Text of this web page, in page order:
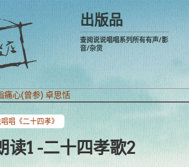
出版品
查阅说说唱唱系列所有有声/影
音/杂货
痛心(曾参) 卓思恬
唱《二十四孝》
读1 -二十四孝歌2